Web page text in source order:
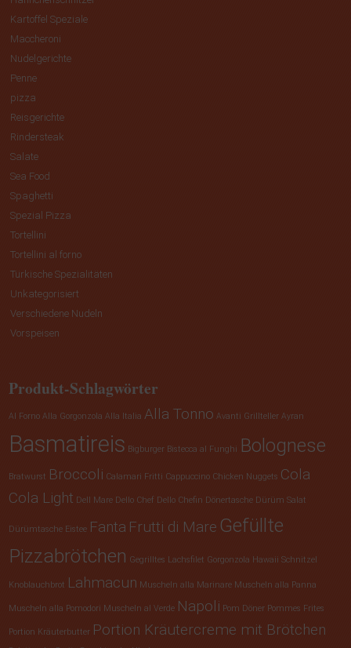
Kartoffel Speziale
Maccheroni
Nudelgerichte
Penne
pizza
Reisgerichte
Rindersteak
Salate
Sea Food
Spaghetti
Spezial Pizza
Tortellini
Tortellini al forno
Türkische Spezialitäten
Unkategorisiert
Verschiedene Nudeln
Vorspeisen
Produkt-Schlagwörter
Al Forno Alla Gorgonzola Alla Italia Alla Tonno Avanti Grillteller Ayran
Basmatireis Bigburger Bistecca al Funghi Bolognese
Bratwurst Broccoli Calamari Fritti Cappuccino Chicken Nuggets Cola
Cola Light Dell Mare Dello Chef Dello Chefin Dönertasche Dürüm Salat
Dürümtasche Eistee Fanta Frutti di Mare Gefüllte
Pizzabrötchen Gegrilltes Lachsfilet Gorgonzola Hawaii Schnitzel
Knoblauchbrot Lahmacun Muscheln alla Marinare Muscheln alla Panna
Muscheln alla Pomodori Muscheln al Verde Napoli Pom Döner Pommes Frites
Portion Kräuterbutter Portion Kräutercreme mit Brötchen